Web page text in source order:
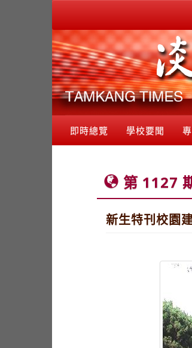
即時總覽 學校要聞
第 1127
新生特刊校園